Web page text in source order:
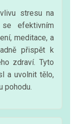
stresu na
efektivním
meditace, a
přispět k
zdraví. Tyto
a uvolnit tělo,
pohodu.